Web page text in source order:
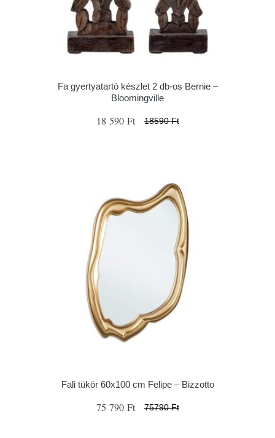
Fa gyertyatartó készlet 2 db-os Bernie –
Bloomingville
18 590 Ft 18590 Ft
Fali tükör 60x100 cm Felipe – Bizzotto
75 790 Ft 75790 Ft